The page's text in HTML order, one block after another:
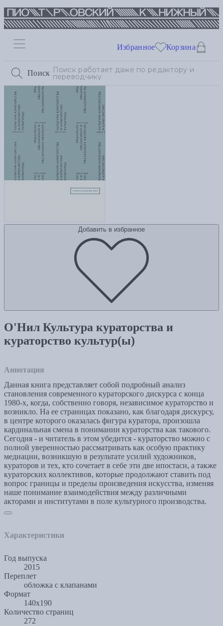
Поиск
Избранное Корзина
Добавить в избранное
О'Нил Культура кураторства и
кураторство культур(ы)
Аннотация
Данная книга представляет собой подробный анализ
становления современного кураторского дискурса с конца
1980-х, когда, собственно говоря, независимое кураторство и
возникло. На ее страницах показано, как благодаря дискурсу,
в центре которого оказалась фигура куратора, произошла
кардинальная смена в понимании кураторства как такового.
Сегодня - и читатель в этом убедится - кураторство можно с
полной уверенностью рассматривать как особую практику
медиации, возникшую в результате усилий художников,
кураторов и тех, кто сочетает в себе эти две ипостаси, а также
кураторских коллективов, которые продолжают ставить под
вопрос границы и пределы произведения искусства, изменяя
наше понимание взаимодействия между различными
акторами и институтами в поле культурного производства.
Характеристики
Год выпуска
2015
Переплет
обложка с клапанами
Формат
140x190
Количество страниц
272